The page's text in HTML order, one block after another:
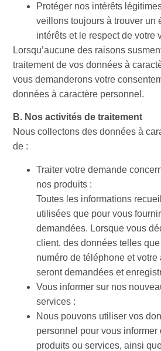
Protéger nos intérêts
veillons toujours à trouver un
intérêts et le respect de votre
Lorsqu’aucune des raisons
traitement de vos données à
vous demanderons votre
données à caractère personnel.
B. Nos activités de traitement
Nous collectons des données à
de :
Traiter votre demande
nos produits :
Toutes les informations
utilisées que pour vous
demandées. Lorsque vous
client, des données telles
numéro de téléphone et
seront demandées et
Vous informer sur nos
services :
Nous pouvons utiliser vos
personnel pour vous
produits ou services, ainsi